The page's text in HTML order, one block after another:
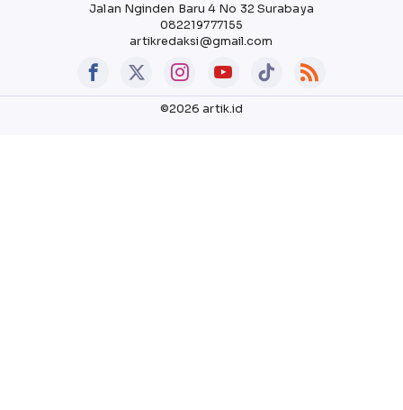
Jalan Nginden Baru 4 No 32 Surabaya
082219777155
artikredaksi@gmail.com
©2026 artik.id